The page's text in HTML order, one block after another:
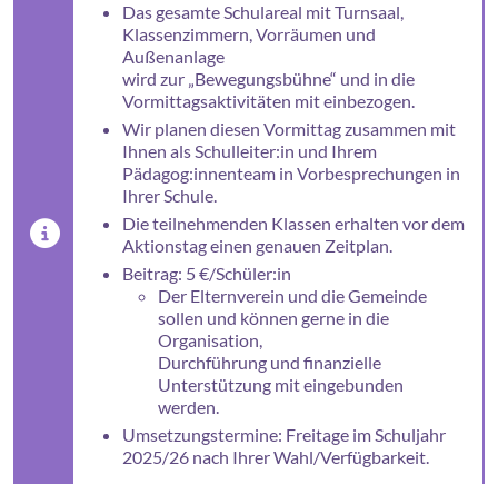
Das gesamte Schulareal mit Turnsaal,
Klassenzimmern, Vorräumen und
Außenanlage
wird zur „Bewegungsbühne“ und in die
Vormittagsaktivitäten mit einbezogen.
Wir planen diesen Vormittag zusammen mit
Ihnen als Schulleiter:in und Ihrem
Pädagog:innenteam in Vorbesprechungen in
Ihrer Schule.
Die teilnehmenden Klassen erhalten vor dem
Aktionstag einen genauen Zeitplan.
Beitrag: 5 €/Schüler:in
Der Elternverein und die Gemeinde
sollen und können gerne in die
Organisation,
Durchführung und finanzielle
Unterstützung mit eingebunden
werden.
Umsetzungstermine: Freitage im Schuljahr
2025/26 nach Ihrer Wahl/Verfügbarkeit.